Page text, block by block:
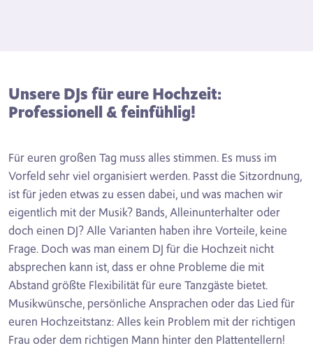
Unsere DJs für eure Hochzeit:
Professionell & feinfühlig!
Für euren großen Tag muss alles stimmen. Es muss im
Vorfeld sehr viel organisiert werden. Passt die Sitzordnung,
ist für jeden etwas zu essen dabei, und was machen wir
eigentlich mit der Musik? Bands, Alleinunterhalter oder
doch einen DJ? Alle Varianten haben ihre Vorteile, keine
Frage. Doch was man einem DJ für die Hochzeit nicht
absprechen kann ist, dass er ohne Probleme die mit
Abstand größte Flexibilität für eure Tanzgäste bietet.
Musikwünsche, persönliche Ansprachen oder das Lied für
euren Hochzeitstanz: Alles kein Problem mit der richtigen
Frau oder dem richtigen Mann hinter den Plattentellern!